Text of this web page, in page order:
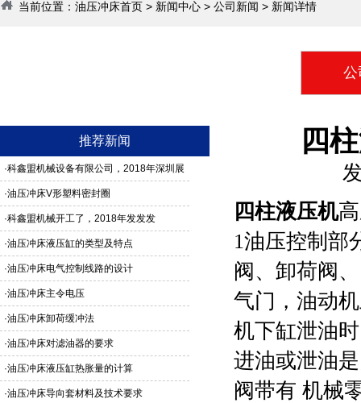
当前位置： 油压冲床首页 > 新闻中心 > 公司新闻 > 新闻详情
公
推荐新闻
·科鑫盟机械设备有限公司，2018年深圳展
馆3G24号，欢迎新老客户莅临参观
·油压冲床V形塑料密封圈
·科鑫盟机械开工了，2018年发发发
·油压冲床液压缸的类型及特点
·油压冲床电气控制线路的设计
·油压冲床主令电压
·油压冲床卸荷缓冲法
·油压冲床对滤油器的要求
·油压冲床液压缸热胀量的计算
·油压冲床导向套材料及技术要求
四
四柱液压机
1油压控制部
阀、卸荷阀
气门，油动
机下缸泄油
进油或泄油
阀带有 机械